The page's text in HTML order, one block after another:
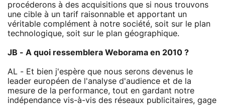
procéderons à des acquisitions que si nous trouvons
une cible à un tarif raisonnable et apportant un
véritable complément à notre société, soit sur le plan
technologique, soit sur le plan géographique.
JB - A quoi ressemblera Weborama en 2010 ?
AL - Et bien j'espère que nous serons devenus le
leader européen de l'analyse d'audience et de la
mesure de la performance, tout en gardant notre
indépendance vis-à-vis des réseaux publicitaires, gage